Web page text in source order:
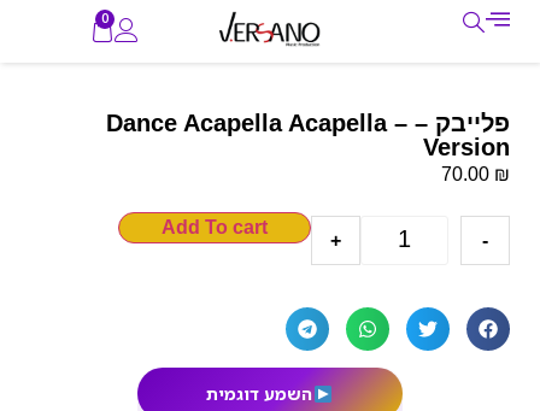
0
פלייבק – – Dance Acapella Acapella
Version
70.00 ₪
-
+
Add To cart
השמע דוגמית